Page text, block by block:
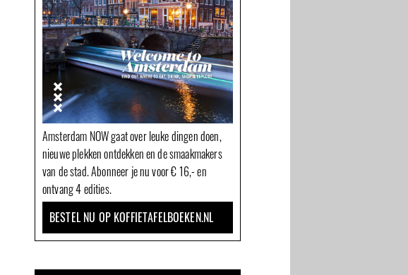
Amsterdam NOW gaat over leuke dingen doen,
nieuwe plekken ontdekken en de smaakmakers
van de stad. Abonneer je nu voor € 16,- en
ontvang 4 edities.
BESTEL NU OP KOFFIETAFELBOEKEN.NL